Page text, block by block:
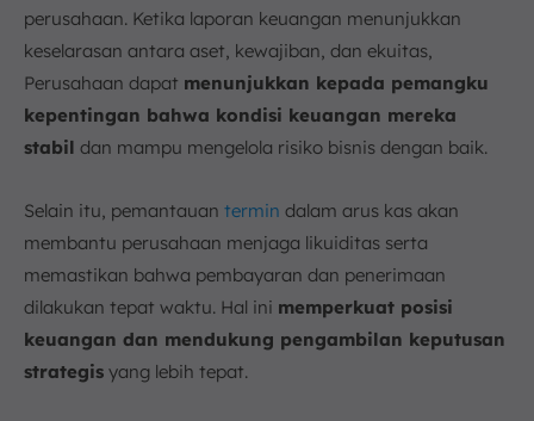
perusahaan. Ketika laporan keuangan menunjukkan
keselarasan antara aset, kewajiban, dan ekuitas,
Perusahaan dapat menunjukkan kepada pemangku
kepentingan bahwa kondisi keuangan mereka
stabil dan mampu mengelola risiko bisnis dengan baik.
Selain itu, pemantauan termin dalam arus kas akan
membantu perusahaan menjaga likuiditas serta
memastikan bahwa pembayaran dan penerimaan
dilakukan tepat waktu. Hal ini memperkuat posisi
keuangan dan mendukung pengambilan keputusan
strategis yang lebih tepat.